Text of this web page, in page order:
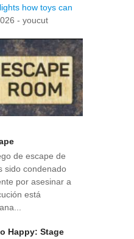
how toys can
- youcut
de escape de
sido condenado
por asesinar a
está
Happy: Stage